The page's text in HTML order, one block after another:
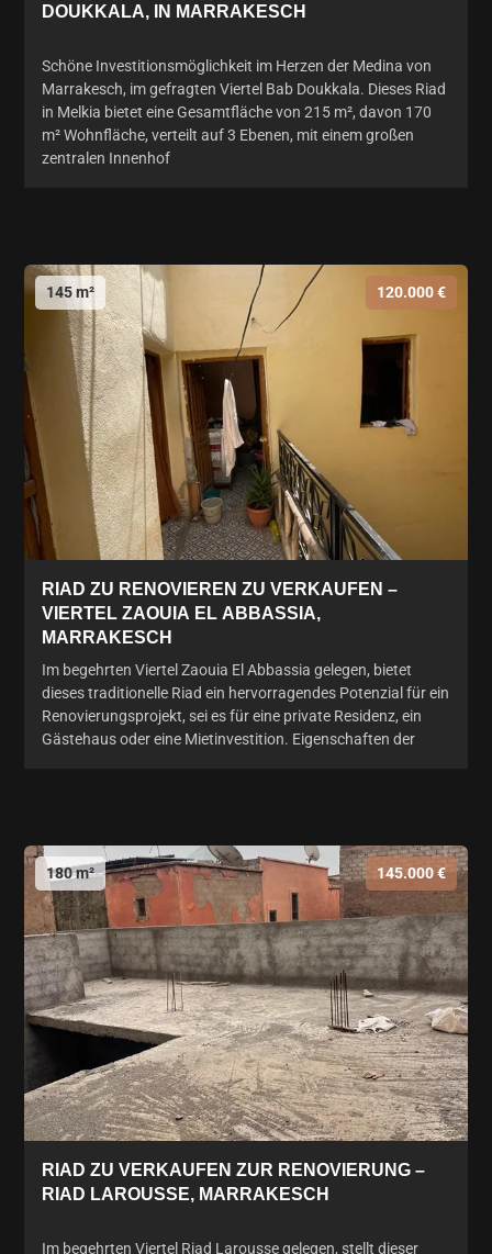
DOUKKALA, IN MARRAKESCH
Schöne Investitionsmöglichkeit im Herzen der Medina von
Marrakesch, im gefragten Viertel Bab Doukkala. Dieses Riad
in Melkia bietet eine Gesamtfläche von 215 m², davon 170
m² Wohnfläche, verteilt auf 3 Ebenen, mit einem großen
zentralen Innenhof
145 m² 120.000 €
RIAD ZU RENOVIEREN ZU VERKAUFEN –
VIERTEL ZAOUIA EL ABBASSIA,
MARRAKESCH
Im begehrten Viertel Zaouia El Abbassia gelegen, bietet
dieses traditionelle Riad ein hervorragendes Potenzial für ein
Renovierungsprojekt, sei es für eine private Residenz, ein
Gästehaus oder eine Mietinvestition. Eigenschaften der
180 m² 145.000 €
RIAD ZU VERKAUFEN ZUR RENOVIERUNG –
RIAD LAROUSSE, MARRAKESCH
Im begehrten Viertel Riad Larousse gelegen, stellt dieser